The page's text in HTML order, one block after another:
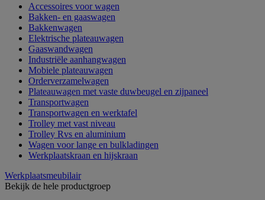
Accessoires voor wagen
Bakken- en gaaswagen
Bakkenwagen
Elektrische plateauwagen
Gaaswandwagen
Industriële aanhangwagen
Mobiele plateauwagen
Orderverzamelwagen
Plateauwagen met vaste duwbeugel en zijpaneel
Transportwagen
Transportwagen en werktafel
Trolley met vast niveau
Trolley Rvs en aluminium
Wagen voor lange en bulkladingen
Werkplaatskraan en hijskraan
Werkplaatsmeubilair
Bekijk de hele productgroep